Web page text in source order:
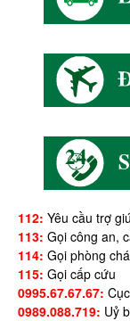
112: Yêu cầu trợ
113: Gọi công an,
114: Gọi phòng
115: Gọi cấp cứu
0995.67.67.67:
0989.088.719: Uỷ